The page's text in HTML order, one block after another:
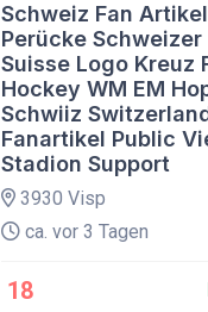
Schweiz Fan
Perücke Schweizer
Suisse Logo Kreuz
Hockey WM EM
Schwiiz
Fanartikel Public
Stadion Support
3930 Visp
ca. vor 3 Tagen
18